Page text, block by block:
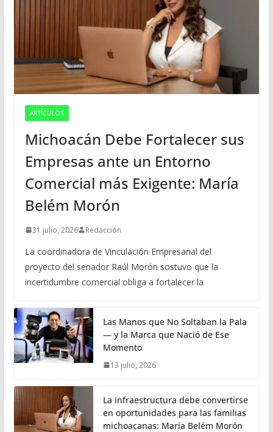
ARTÍCULOS
Michoacán Debe Fortalecer sus
Empresas ante un Entorno
Comercial más Exigente: María
Belém Morón
31 julio, 2026 Redacción
La coordinadora de Vinculación Empresarial del
proyecto del senador Raúl Morón sostuvo que la
incertidumbre comercial obliga a fortalecer la
Las Manos que No Soltaban la Pala
— y la Marca que Nació de Ese
Momento
13 julio, 2026
La infraestructura debe convertirse
en oportunidades para las familias
michoacanas: María Belém Morón